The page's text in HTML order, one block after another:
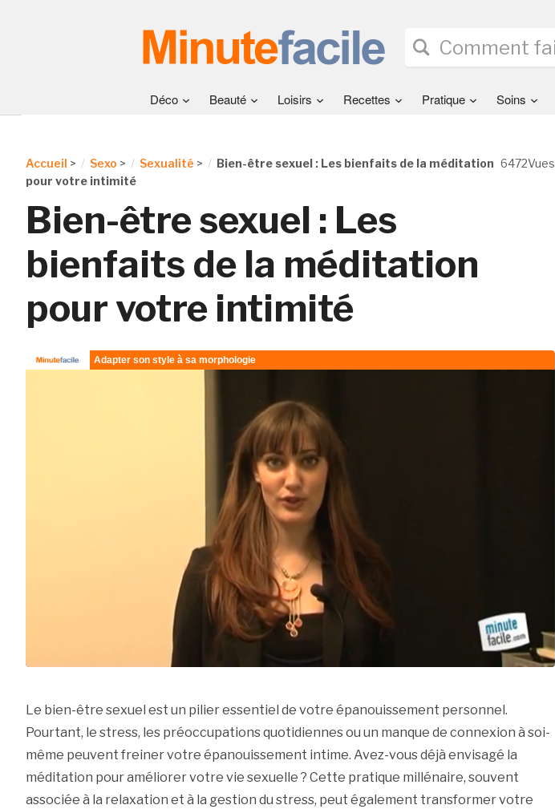
Déco Beauté Loisirs Recettes Pratique Soins
6472Vues
Accueil > Sexo > Sexualité >
Bien-être sexuel : Les bienfaits de la méditation
pour votre intimité
Bien-être sexuel : Les
bienfaits de la méditation
pour votre intimité
Le bien-être sexuel est un pilier essentiel de votre épanouissement personnel.
Pourtant, le stress, les préoccupations quotidiennes ou un manque de connexion à soi-
même peuvent freiner votre épanouissement intime. Avez-vous déjà envisagé la
méditation pour améliorer votre vie sexuelle ? Cette pratique millénaire, souvent
associée à la relaxation et à la gestion du stress, peut également transformer votre